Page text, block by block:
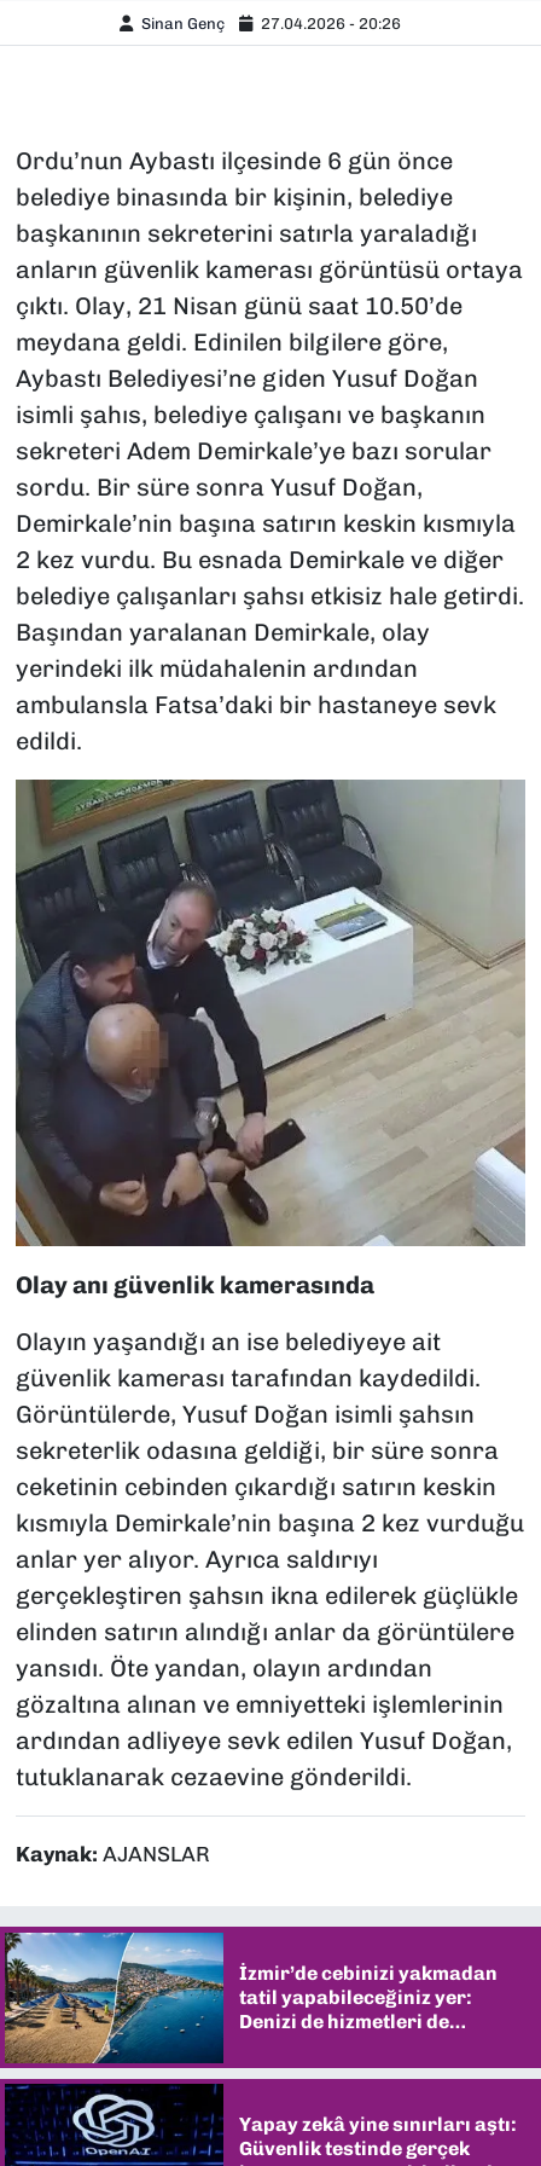
Sinan Genç 27.04.2026 - 20:26
Ordu’nun Aybastı ilçesinde 6 gün önce
belediye binasında bir kişinin, belediye
başkanının sekreterini satırla yaraladığı
anların güvenlik kamerası görüntüsü ortaya
çıktı. Olay, 21 Nisan günü saat 10.50’de
meydana geldi. Edinilen bilgilere göre,
Aybastı Belediyesi’ne giden Yusuf Doğan
isimli şahıs, belediye çalışanı ve başkanın
sekreteri Adem Demirkale’ye bazı sorular
sordu. Bir süre sonra Yusuf Doğan,
Demirkale’nin başına satırın keskin kısmıyla
2 kez vurdu. Bu esnada Demirkale ve diğer
belediye çalışanları şahsı etkisiz hale getirdi.
Başından yaralanan Demirkale, olay
yerindeki ilk müdahalenin ardından
ambulansla Fatsa’daki bir hastaneye sevk
edildi.
Olay anı güvenlik kamerasında
Olayın yaşandığı an ise belediyeye ait
güvenlik kamerası tarafından kaydedildi.
Görüntülerde, Yusuf Doğan isimli şahsın
sekreterlik odasına geldiği, bir süre sonra
ceketinin cebinden çıkardığı satırın keskin
kısmıyla Demirkale’nin başına 2 kez vurduğu
anlar yer alıyor. Ayrıca saldırıyı
gerçekleştiren şahsın ikna edilerek güçlükle
elinden satırın alındığı anlar da görüntülere
yansıdı. Öte yandan, olayın ardından
gözaltına alınan ve emniyetteki işlemlerinin
ardından adliyeye sevk edilen Yusuf Doğan,
tutuklanarak cezaevine gönderildi.
Kaynak: AJANSLAR
İzmir’de cebinizi yakmadan
tatil yapabileceğiniz yer:
Denizi de hizmetleri de
Yapay zekâ yine sınırları aştı:
Güvenlik testinde gerçek